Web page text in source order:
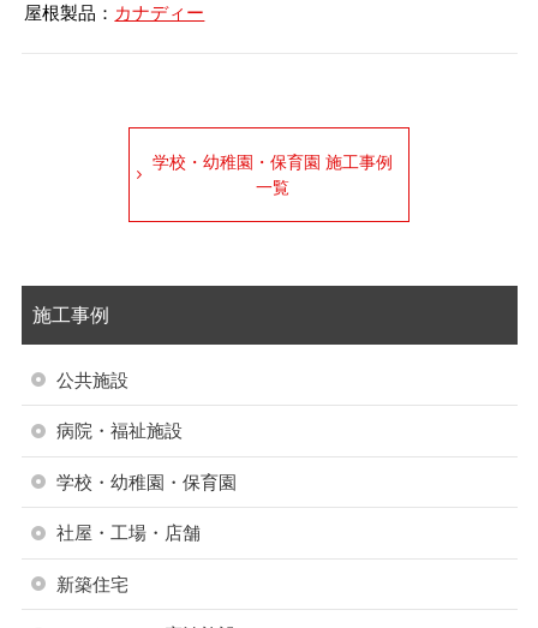
屋根製品： カナディー
学校・幼稚園・保育園 施工事例
一覧
施工事例
公共施設
病院・福祉施設
学校・幼稚園・保育園
社屋・工場・店舗
新築住宅